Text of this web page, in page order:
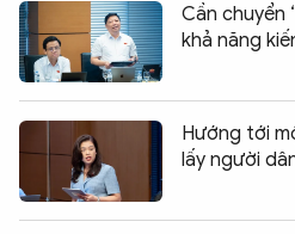
Cần chuyển
khả năng
Hướng tới
lấy người